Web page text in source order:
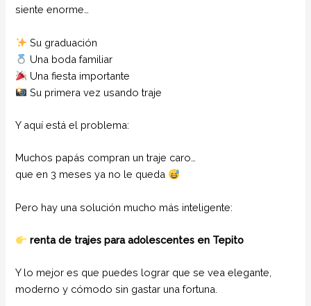
siente enorme…
Su graduación
Una boda familiar
Una fiesta importante
Su primera vez usando traje
Y aquí está el problema:
Muchos papás compran un traje caro…
que en 3 meses ya no le queda
Pero hay una solución mucho más inteligente:
renta de trajes para adolescentes en Tepito
Y lo mejor es que puedes lograr que se vea elegante,
moderno y cómodo sin gastar una fortuna.